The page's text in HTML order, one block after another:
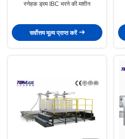
स्नेहक ड्रम IBC भरने की मशीन
सर्वोत्तम मूल्य प्राप्त करें